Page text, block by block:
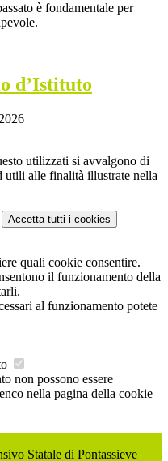
è fondamentale per
d’Istituto
utilizzati si avvalgono di
utili alle finalità illustrate nella
Accetta tutti i cookies
quali cookie consentire.
il funzionamento della
al funzionamento potete
non possono essere
nella pagina della cookie
Statale di Pontassieve